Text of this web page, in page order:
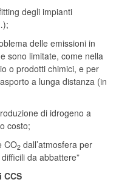
degli impianti
delle emissioni in
sono limitate, come nella
o prodotti chimici, e per
a lunga distanza (in
di idrogeno a
costo;
2 dall’atmosfera per
da abbattere”